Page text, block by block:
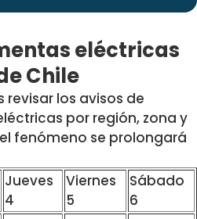
eléctricas
Chile
los avisos de
por región, zona y
fenómeno se prolongará
Jueves
4
Viernes
5
Sábado
6